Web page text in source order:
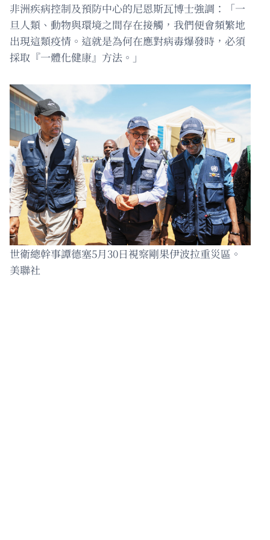
非洲疾病控制及預防中心的尼恩斯瓦博士強調：「一
旦人類、動物與環境之間存在接觸，我們便會頻繁地
出現這類疫情。這就是為何在應對病毒爆發時，必須
採取『一體化健康』方法。」
世衛總幹事譚德塞5月30日視察剛果伊波拉重災區。
美聯社